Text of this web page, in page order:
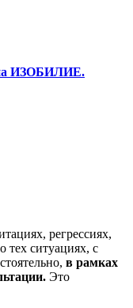
ИЗОБИЛИЕ.
регрессиях,
тех ситуациях, с
в рамках
Это